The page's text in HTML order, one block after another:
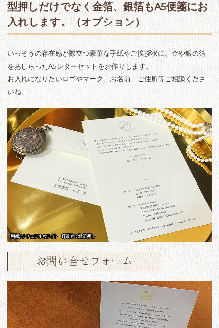
型押しだけでなく金箔、銀箔もA5便箋にお
入れします。（オプション）
いっそうの存在感が際立つ豪華な手紙やご挨拶状に。金や銀の箔
をあしらったA5レターセットをお作りします。
お入れになりたいロゴやマーク、お名前、ご住所等ご相談くださ
いね。